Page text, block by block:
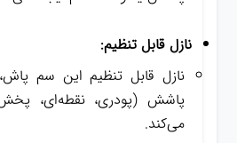
نازل قابل تنظیم:
نازل قابل تنظیم این سم
پاشش (پودری، نقطه‌ای،
می‌کند.